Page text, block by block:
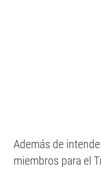
Además de
miembros para el